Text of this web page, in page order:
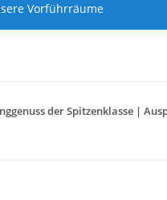
Vorführräume
der Spitzenklasse |